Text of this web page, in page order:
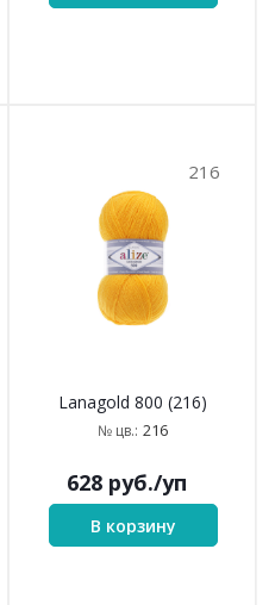
216
Lanagold 800 (216)
№ цв.: 216
628 руб./уп
В корзину